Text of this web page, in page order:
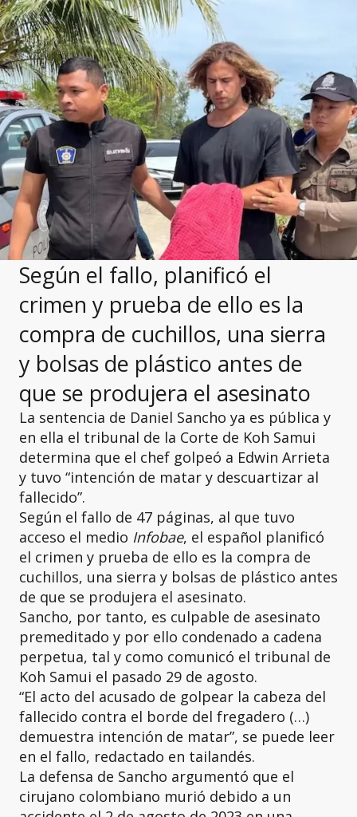
Según el fallo, planificó el
crimen y prueba de ello es la
compra de cuchillos, una sierra
y bolsas de plástico antes de
que se produjera el asesinato
La sentencia de Daniel Sancho ya es pública y
en ella el tribunal de la Corte de Koh Samui
determina que el chef golpeó a Edwin Arrieta
y tuvo “intención de matar y descuartizar al
fallecido”.
Según el fallo de 47 páginas, al que tuvo
acceso el medio Infobae, el español planificó
el crimen y prueba de ello es la compra de
cuchillos, una sierra y bolsas de plástico antes
de que se produjera el asesinato.
Sancho, por tanto, es culpable de asesinato
premeditado y por ello condenado a cadena
perpetua, tal y como comunicó el tribunal de
Koh Samui el pasado 29 de agosto.
“El acto del acusado de golpear la cabeza del
fallecido contra el borde del fregadero (…)
demuestra intención de matar”, se puede leer
en el fallo, redactado en tailandés.
La defensa de Sancho argumentó que el
cirujano colombiano murió debido a un